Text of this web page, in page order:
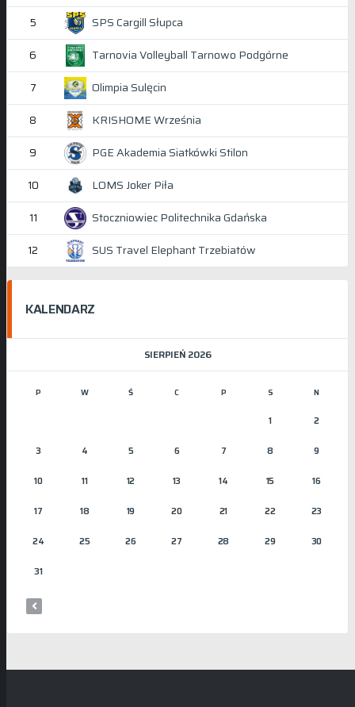
5 SPS Cargill Słupca
6 Tarnovia Volleyball Tarnowo Podgórne
7 Olimpia Sulęcin
8 KRISHOME Września
9 PGE Akademia Siatkówki Stilon
10 LOMS Joker Piła
11 Stoczniowiec Politechnika Gdańska
12 SUS Travel Elephant Trzebiatów
KALENDARZ
SIERPIEŃ 2026
P W Ś C P S N
1 2
3 4 5 6 7 8 9
10 11 12 13 14 15 16
17 18 19 20 21 22 23
24 25 26 27 28 29 30
31